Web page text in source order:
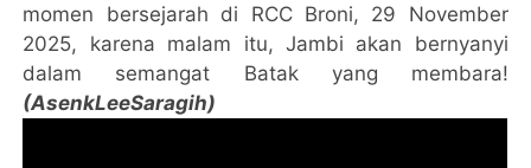
momen bersejarah di RCC Broni, 29 November
2025, karena malam itu, Jambi akan bernyanyi
dalam semangat Batak yang membara!
(AsenkLeeSaragih)